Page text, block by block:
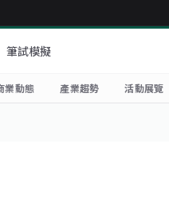
筆試模擬
業動態 產業趨勢 活動展覽